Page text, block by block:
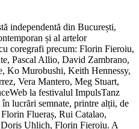
independentă din București,
și al artelor
coregrafi precum: Florin Fieroiu,
Pascal Allio, David Zambrano,
Ko Murobushi, Keith Hennessy,
Vera Mantero, Meg Stuart,
la festivalul ImpulsTanz
lucrări semnate, printre alții, de
Flueraș, Rui Catalao,
Uhlich, Florin Fieroiu. A